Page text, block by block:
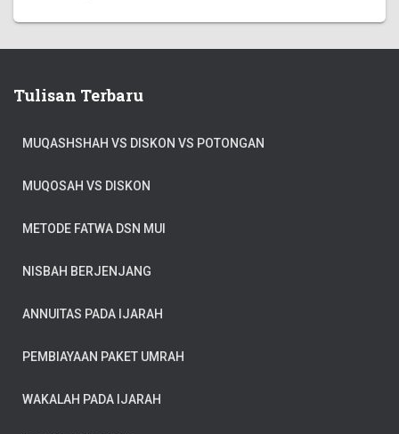
Tulisan Terbaru
MUQASHSHAH VS DISKON VS POTONGAN
MUQOSAH VS DISKON
METODE FATWA DSN MUI
NISBAH BERJENJANG
ANNUITAS PADA IJARAH
PEMBIAYAAN PAKET UMRAH
WAKALAH PADA IJARAH